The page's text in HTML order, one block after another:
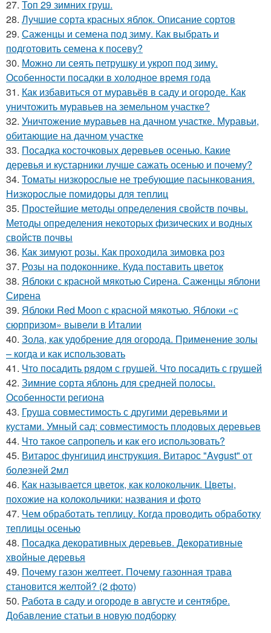
27. Топ 29 зимних груш.
28. Лучшие сорта красных яблок. Описание сортов
29. Саженцы и семена под зиму. Как выбрать и
подготовить семена к посеву?
30. Можно ли сеять петрушку и укроп под зиму.
Особенности посадки в холодное время года
31. Как избавиться от муравьёв в саду и огороде. Как
уничтожить муравьев на земельном участке?
32. Уничтожение муравьев на дачном участке. Муравьи,
обитающие на дачном участке
33. Посадка косточковых деревьев осенью. Какие
деревья и кустарники лучше сажать осенью и почему?
34. Томаты низкорослые не требующие пасынкования.
Низкорослые помидоры для теплиц
35. Простейшие методы определения свойств почвы.
Методы определения некоторых физических и водных
свойств почвы
36. Как зимуют розы. Как проходила зимовка роз
37. Розы на подоконнике. Куда поставить цветок
38. Яблоки с красной мякотью Сирена. Саженцы яблони
Сирена
39. Яблоки Red Moon с красной мякотью. Яблоки «с
сюрпризом» вывели в Италии
40. Зола, как удобрение для огорода. Применение золы
– когда и как использовать
41. Что посадить рядом с грушей. Что посадить с грушей
42. Зимние сорта яблонь для средней полосы.
Особенности региона
43. Груша совместимость с другими деревьями и
кустами. Умный сад: совместимость плодовых деревьев
44. Что такое сапропель и как его использовать?
45. Витарос фунгицид инструкция. Витарос "Avgust" от
болезней 2мл
46. Как называется цветок, как колокольчик. Цветы,
похожие на колокольчики: названия и фото
47. Чем обработать теплицу. Когда проводить обработку
теплицы осенью
48. Посадка декоративных деревьев. Декоративные
хвойные деревья
49. Почему газон желтеет. Почему газонная трава
становится желтой? (2 фото)
50. Работа в саду и огороде в августе и сентябре.
Добавление статьи в новую подборку